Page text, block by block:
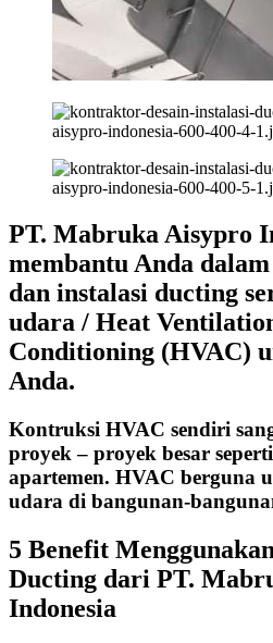
PT. Mabruka Aisypro
membantu Anda
dan instalasi ducting
udara / Heat
Conditioning (HVAC)
Anda.
Kontruksi HVAC sendiri
proyek – proyek besar
apartemen. HVAC berguna
udara di bangunan-
5 Benefit
Ducting dari PT.
Indonesia